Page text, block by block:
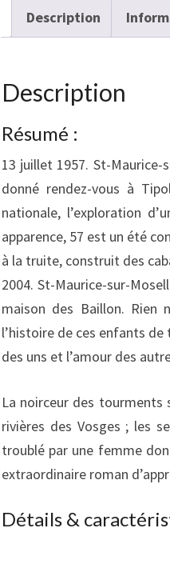
Description
Description
Résumé :
13 juillet 1957. St-
donné rendez-vous à
nationale, l’exploration
apparence, 57 est un été
à la truite, construit des
2004. St-Maurice-sur-
maison des Baillon.
l’histoire de ces enfants
des uns et l’amour des
La noirceur des tourments
rivières des Vosges ; les
troublé par une femme
extraordinaire roman
Détails &